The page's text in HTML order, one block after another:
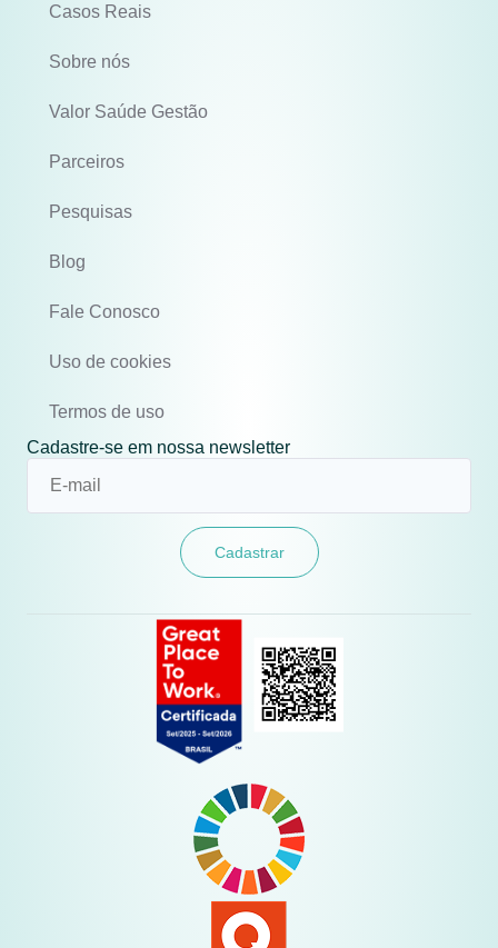
Casos Reais
Sobre nós
Valor Saúde Gestão
Parceiros
Pesquisas
Blog
Fale Conosco
Uso de cookies
Termos de uso
Cadastre-se em nossa newsletter
Cadastrar